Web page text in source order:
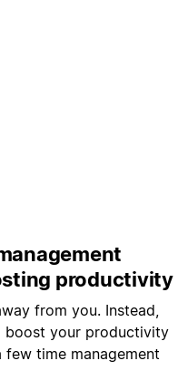
productivity
from you. Instead,
boost your productivity
time management